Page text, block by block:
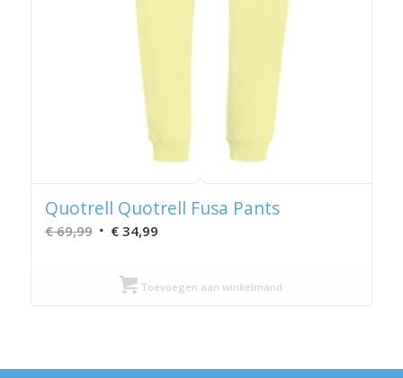
Quotrell Quotrell Fusa Pants
€69,99 Oorspronkelijke
was:
€ 69,99.
€34,99Huidige
€ 34,99.
Toevoegen aan winkelmand